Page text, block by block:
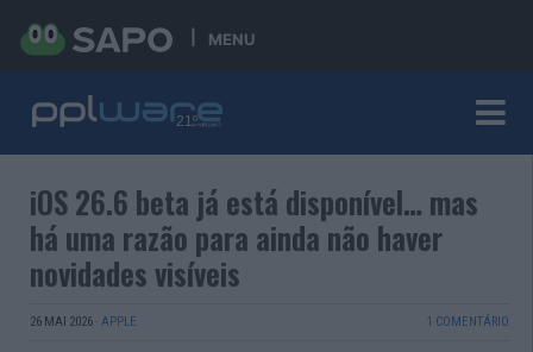
MENU
iOS 26.6 beta já está disponível… mas
há uma razão para ainda não haver
novidades visíveis
26 MAI 2026 · APPLE 1 COMENTÁRIO